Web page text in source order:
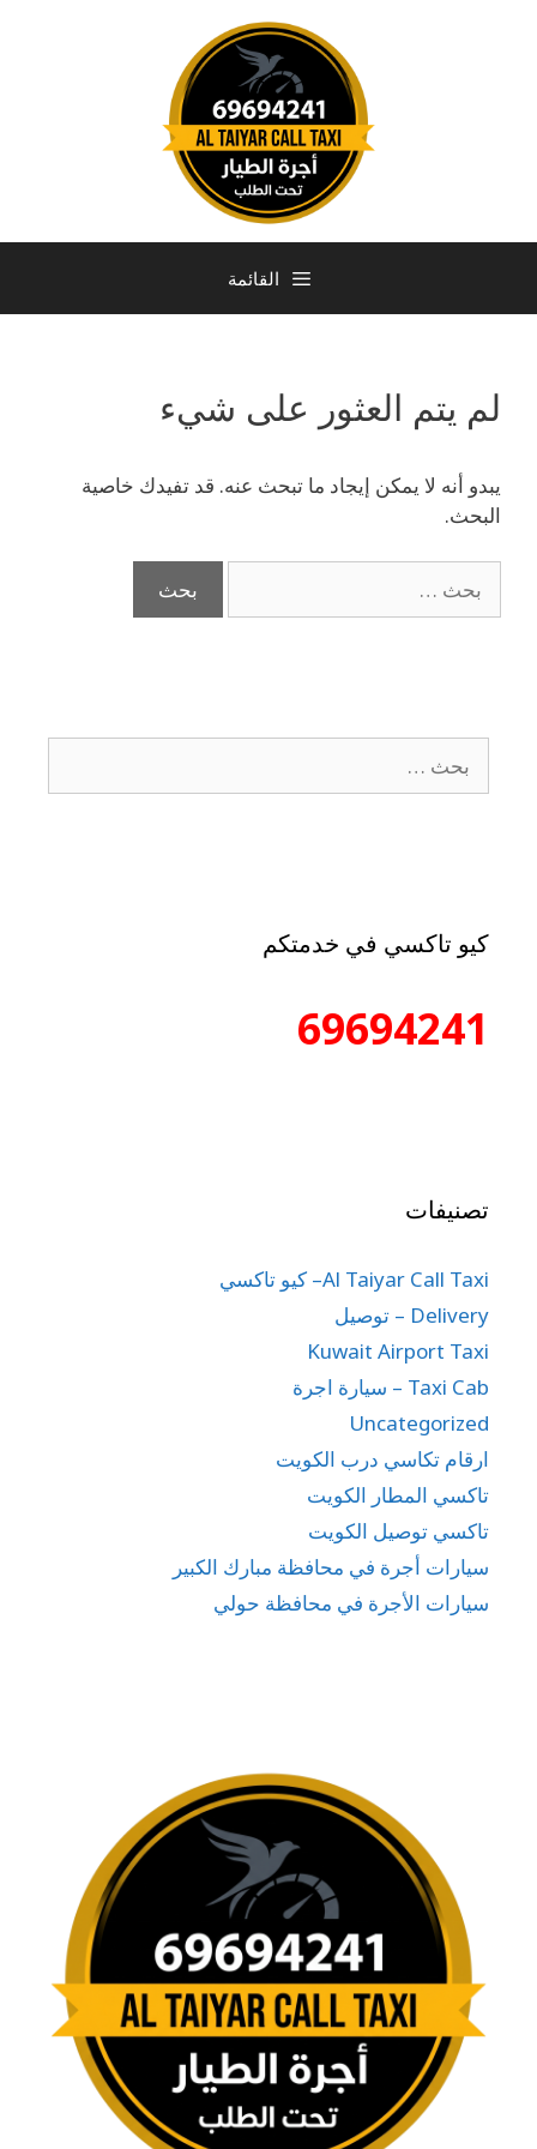
القائمة
لم يتم العثور على شيء
يبدو أنه لا يمكن إيجاد ما تبحث عنه. قد تفيدك خاصية
البحث.
كيو تاكسي في خدمتكم
69694241
تصنيفات
Al Taiyar Call Taxi– كيو تاكسي
Delivery – توصيل
Kuwait Airport Taxi
Taxi Cab – سيارة اجرة
Uncategorized
ارقام تكاسي درب الكويت
تاكسي المطار الكويت
تاكسي توصيل الكويت
سيارات أجرة في محافظة مبارك الكبير
سيارات الأجرة في محافظة حولي